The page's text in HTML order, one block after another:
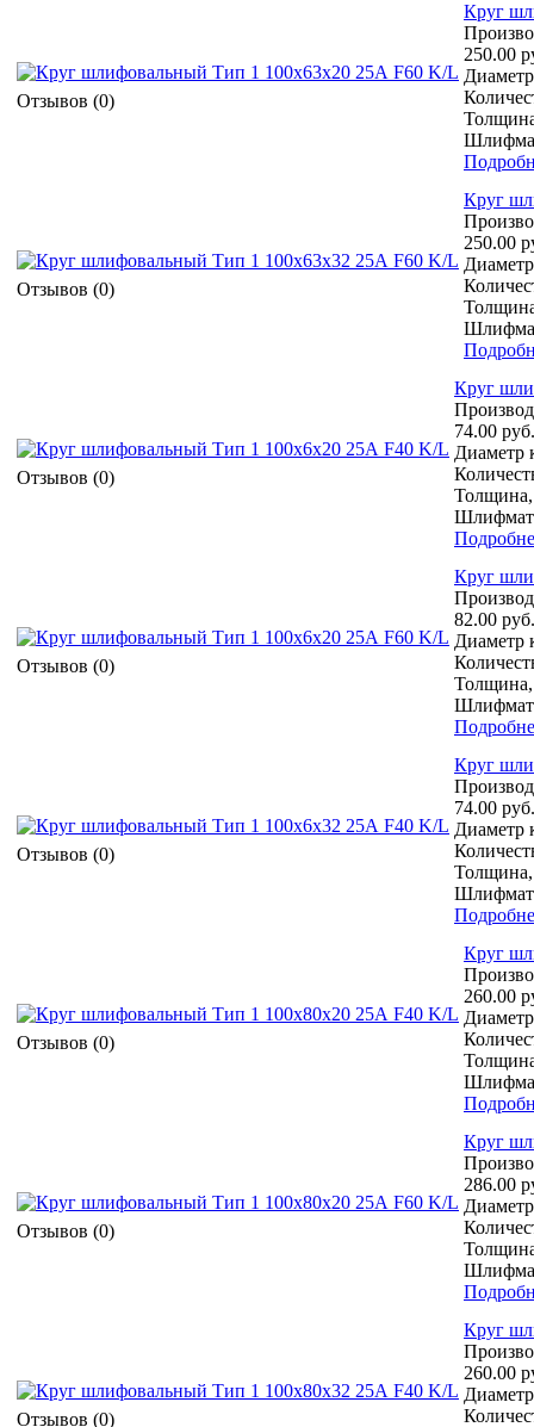
Отзывов (0)
Круг
250.00
Отзывов (0)
Круг
250.00
Отзывов (0)
Круг
74.00 руб.
Диаметр
Отзывов (0)
Круг
82.00 руб.
Диаметр
Отзывов (0)
Круг
74.00 руб.
Диаметр
Отзывов (0)
Круг
260.00
Отзывов (0)
Круг
286.00
Отзывов (0)
Круг
260.00